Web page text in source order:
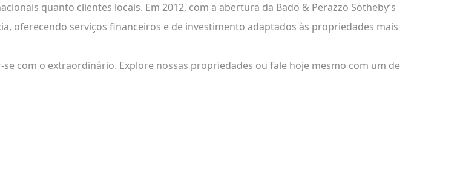
quanto clientes locais. Em 2012, com a abertura da Bado & Perazzo Sotheby’s
oferecendo serviços financeiros e de investimento adaptados às propriedades mais
com o extraordinário. Explore nossas propriedades ou fale hoje mesmo com um de